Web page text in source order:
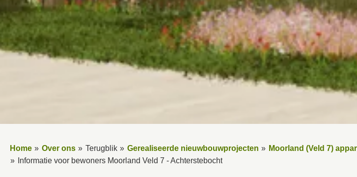
Home Over ons Terugblik Gerealiseerde nieuwbouwprojecten
Moorland (Veld 7)
Informatie voor bewoners Moorland Veld 7 - Achterstebocht